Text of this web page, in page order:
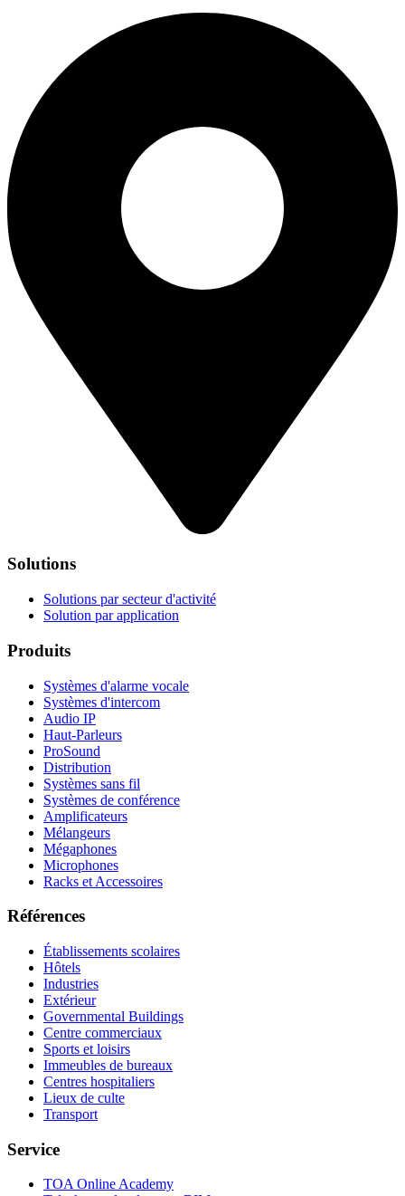
Solutions
Solutions par secteur d'activité
Solution par application
Produits
Systèmes d'alarme vocale
Systèmes d'intercom
Audio IP
Haut-Parleurs
ProSound
Distribution
Systèmes sans fil
Systèmes de conférence
Amplificateurs
Mélangeurs
Mégaphones
Microphones
Racks et Accessoires
Références
Établissements scolaires
Hôtels
Industries
Extérieur
Governmental Buildings
Centre commerciaux
Sports et loisirs
Immeubles de bureaux
Centres hospitaliers
Lieux de culte
Transport
Service
TOA Online Academy